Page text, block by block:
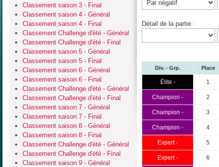
Classement saison 3 - Final
Classement saison 4 - Général
Classement saison 4 - Final
Classement Challenge d'été - Général
Classement Challenge d'été - Final
Classement saison 5 - Général
Classement saison 5 - Final
Classement saison 6 - Général
Classement saison 6 - Final
Classement Challenge d'été - Général
Classement Challenge d'été - Final
Classement saison 7 - Général
Classement saison 7 - Final
Classement saison 8 - Général
Classement saison 8 - Final
Classement Challenge d'été - Général
Classement Challenge d'été - Final
Classement saison 9 - Général
Détail de la partie :
Div. - Grp. Place
Élite - 1
Champion - 2
Champion - 3
Champion - 4
Expert - 5
Expert - 6